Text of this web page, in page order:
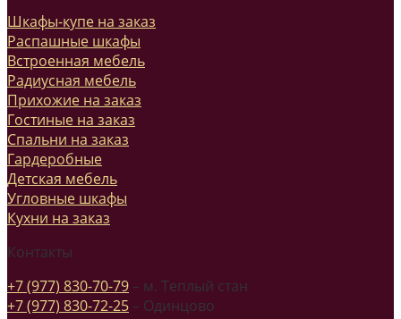
Шкафы-купе на заказ
Распашные шкафы
Встроенная мебель
Радиусная мебель
Прихожие на заказ
Гостиные на заказ
Спальни на заказ
Гардеробные
Детская мебель
Угловные шкафы
Кухни на заказ
Контакты
+7 (977) 830-70-79 – м. Теплый стан
+7 (977) 830-72-25 – Одинцово